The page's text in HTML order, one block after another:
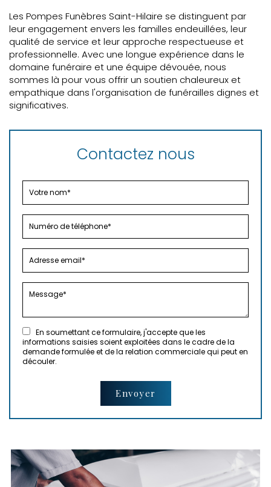
Les Pompes Funèbres Saint-Hilaire se distinguent par
leur engagement envers les familles endeuillées, leur
qualité de service et leur approche respectueuse et
professionnelle. Avec une longue expérience dans le
domaine funéraire et une équipe dévouée, nous
sommes là pour vous offrir un soutien chaleureux et
empathique dans l'organisation de funérailles dignes et
significatives.
Contactez nous
En soumettant ce formulaire, j'accepte que les
informations saisies soient exploitées dans le cadre de la
demande formulée et de la relation commerciale qui peut en
découler.